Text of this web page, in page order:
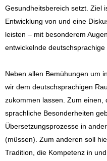
Gesundheitsbereich setzt. Ziel
Entwicklung von und eine
leisten – mit besonderem
entwickelnde deutschsprachige
Neben allen Bemühungen um
wir dem deutschsprachigen
zukommen lassen. Zum einen,
sprachliche Besonderheiten
Übersetzungsprozesse in
(müssen). Zum anderen soll
Tradition, die Kompetenz in